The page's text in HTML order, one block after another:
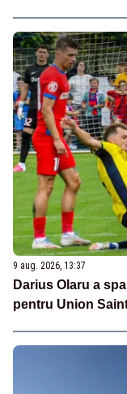
9 aug. 2026, 13:37
Darius Olaru a
pentru Union